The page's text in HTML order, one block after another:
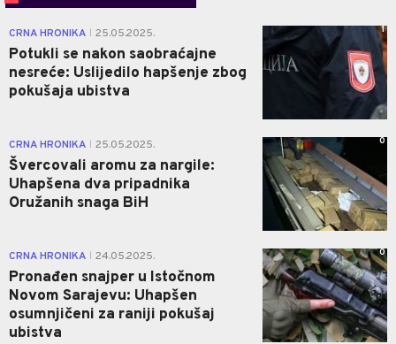
CRNA HRONIKA 25.05.2025.
Potukli se nakon saobraćajne
nesreće: Uslijedilo hapšenje zbog
pokušaja ubistva
1
CRNA HRONIKA 25.05.2025.
Švercovali aromu za nargile:
Uhapšena dva pripadnika
Oružanih snaga BiH
0
CRNA HRONIKA 24.05.2025.
Pronađen snajper u Istočnom
Novom Sarajevu: Uhapšen
osumnjičeni za raniji pokušaj
ubistva
0